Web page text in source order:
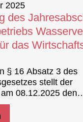
2025
des
das
§ 16 Absatz 3 des
stellt der
08.12.2025 den
des
Nufringen für